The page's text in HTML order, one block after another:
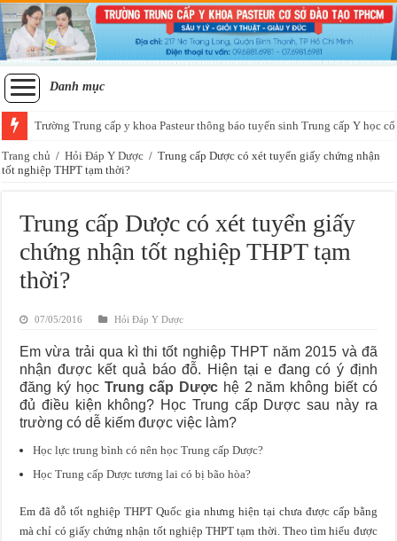
Danh mục
Trường Trung cấp y khoa Pasteur thông báo tuyển sinh Trung cấp Y học
Trang chủ / Hỏi Đáp Y Dược / Trung cấp Dược có xét tuyển giấy chứng nhận
tốt nghiệp THPT tạm thời?
Trung cấp Dược có xét tuyển giấy
chứng nhận tốt nghiệp THPT tạm
thời?
07/05/2016 Hỏi Đáp Y Dược
Em vừa trải qua kì thi tốt nghiệp THPT năm 2015 và đã
nhận được kết quả báo đỗ. Hiện tại e đang có ý định
đăng ký học Trung cấp Dược hệ 2 năm không biết có
đủ điều kiện không? Học Trung cấp Dược sau này ra
trường có dễ kiếm được việc làm?
Học lực trung bình có nên học Trung cấp Dược?
Học Trung cấp Dược tương lai có bị bão hòa?
Em đã đỗ tốt nghiệp THPT Quốc gia nhưng hiện tại chưa được cấp bằng
mà chỉ có giấy chứng nhận tốt nghiệp THPT tạm thời. Theo tìm hiểu được